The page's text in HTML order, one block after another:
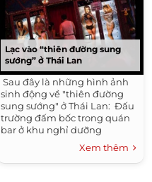
Lạc vào “thiên đường sung
sướng” ở Thái Lan
Sau đây là những hình ảnh
sinh động về "thiên đường
sung sướng" ở Thái Lan: Đấu
trường đấm bốc trong quán
bar ở khu nghỉ dưỡng
Xem thêm